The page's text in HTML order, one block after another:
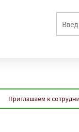
Приглашаем к